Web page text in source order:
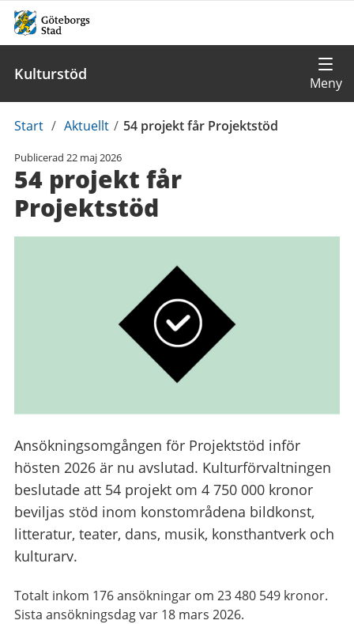
Kulturstöd
Du
här:
Start / Aktuellt / 54 projekt får Projektstöd
Publicerad 22 maj 2026
54 projekt får
Projektstöd
Ansökningsomgången för Projektstöd inför
hösten 2026 är nu avslutad. Kulturförvaltningen
beslutade att 54 projekt om 4 750 000 kronor
beviljas stöd inom konstområdena bildkonst,
litteratur, teater, dans, musik, konsthantverk och
kulturarv.
Totalt inkom 176 ansökningar om 23 480 549 kronor.
Sista ansökningsdag var 18 mars 2026.